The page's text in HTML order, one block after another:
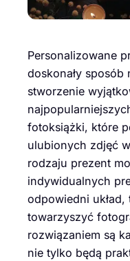
Personalizowane
doskonały
stworzenie
fotoksiążki, które
ulubionych zdjęć
rodzaju prezent
indywidualnych
odpowiedni układ,
towarzyszyć
rozwiązaniem są
nie tylko będą